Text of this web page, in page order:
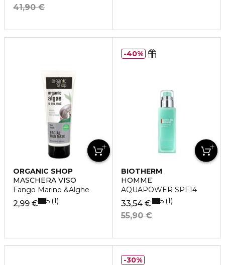
41,90 €
ORGANIC SHOP
MASCHERA VISO
Fango Marino &Alghe
2,99 € 5 1
BIOTHERM
HOMME
AQUAPOWER SPF14
33,54 €
55,90 €
5 1
40%
30%